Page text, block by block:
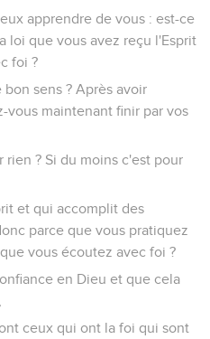
apprendre de vous : est-ce
loi que vous avez reçu l'Esprit
foi ?
sens ? Après avoir
vous maintenant finir par vos
? Si du moins c'est pour
et qui accomplit des
parce que vous pratiquez
vous écoutez avec foi ?
en Dieu et que cela
ceux qui ont la foi qui sont